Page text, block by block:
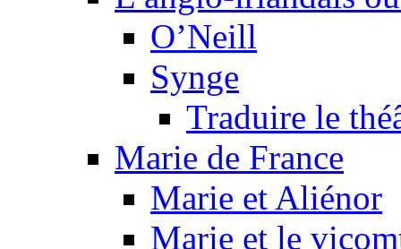
O’Neill
Synge
Traduire le
Marie de France
Marie et Aliénor
Marie et le